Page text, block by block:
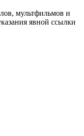
мультфильмов и
явной ссылки